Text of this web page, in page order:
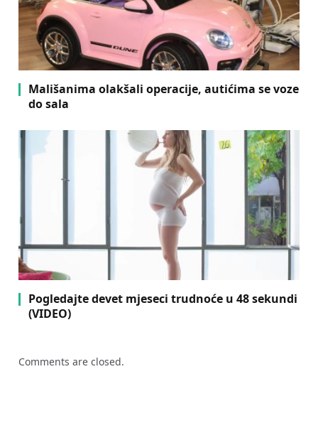
Mališanima olakšali operacije, autićima se voze
do sala
Pogledajte devet mjeseci trudnoće u 48 sekundi
(VIDEO)
Comments are closed.